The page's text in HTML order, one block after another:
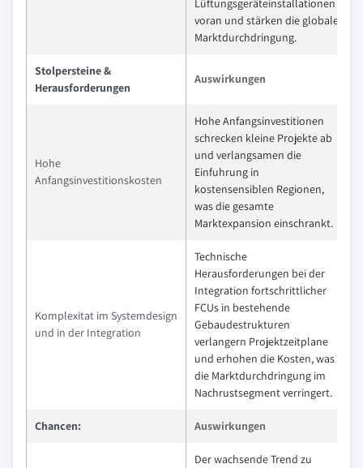
Lüftungsgeräteinstallationen
voran und stärken die globale
Marktdurchdringung.
Stolpersteine &
Herausforderungen
Auswirkungen
Hohe
Anfangsinvestitionskosten
Hohe Anfangsinvestitionen
schrecken kleine Projekte ab
und verlangsamen die
Einfuhrung in
kostensensiblen Regionen,
was die gesamte
Marktexpansion einschrankt.
Komplexitat im Systemdesign
und in der Integration
Technische
Herausforderungen bei der
Integration fortschrittlicher
FCUs in bestehende
Gebaudestrukturen
verlangern Projektzeitplane
und erhohen die Kosten, was
die Marktdurchdringung im
Nachrustsegment verringert.
Chancen: Auswirkungen
Der wachsende Trend zu